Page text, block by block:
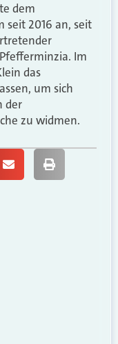
dem
seit 2016 an, seit
Im
das
um sich
der
zu widmen.